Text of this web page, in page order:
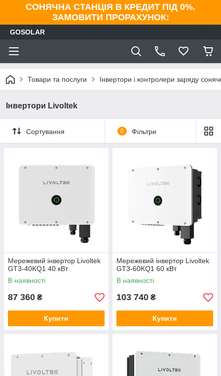
СОНЯЧНА СТАНЦІЯ В КРЕДИТ ПІД 0%.
ЗАМОВИТИ ПРОРАХУНОК:
GOSOLAR
Товари та послуги Інвертори і контролери заряду
Інвертори Livoltek
Сортування 0 Фільтри
Мережевий інвертор Livoltek
GT3-40KQ1 40 кВт
В наявності
87 360 ₴
Купити
Мережевий інвертор Livoltek
GT3-60KQ1 60 кВт
В наявності
103 740 ₴
Купити